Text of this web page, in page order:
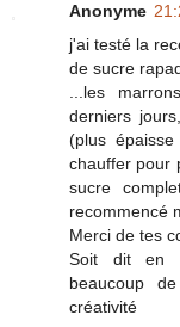
Anonyme
j'ai testé la
de sucre
...les
derniers
(plus
chauffer pour
sucre
recommencé
Merci de tes
Soit dit en
beaucoup
créativité